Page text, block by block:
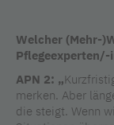
Welcher (Mehr-
Pflegeexperten/-
APN 2: „
merken. Aber
die steigt. Wenn